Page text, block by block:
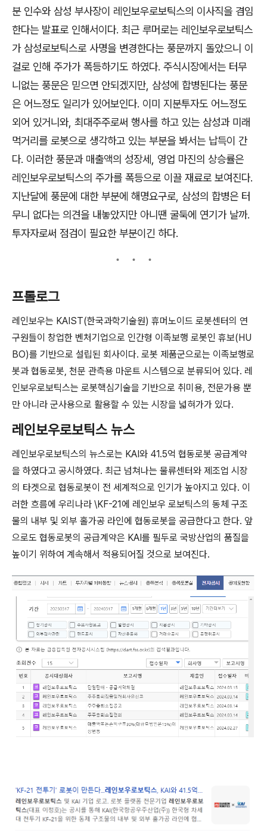
분 인수와 삼성 부사장이 레인보우로보틱스의 이사직을 겸임
한다는 발표로 인해서이다. 최근 루머로는 레인보우로보틱스
가 삼성로보틱스로 사명을 변경한다는 풍문까지 돌았으니 이
걸로 인해 주가가 폭등하기도 하였다. 주식시장에서는 터무
니없는 풍문은 믿으면 안되겠지만, 삼성에 합병된다는 풍문
은 어느정도 일리가 있어보인다. 이미 지분투자도 어느정도
외어 있거니와, 최대주주로써 행사를 하고 있는 삼성과 미래
먹거리를 로봇으로 생각하고 있는 부분을 봐서는 납득이 간
다. 이러한 풍문과 매출액의 성장세, 영업 마진의 상승률은
레인보우로보틱스의 주가를 폭등으로 이끌 재료로 보여진다.
지난달에 풍문에 대한 부분에 해명요구로, 삼성의 합병은 터
무니 없다는 의견을 내놓았지만 아니땐 굴둑에 연기가 날까.
투자자로써 점검이 필요한 부분이긴 하다.
프롤로그
레인보우는 KAIST(한국과학기술원) 휴머노이드 로봇센터의 연
구원들이 창업한 벤처기업으로 인간형 이족보행 로봇인 휴보(HU
BO)를 기반으로 설립된 회사이다. 로봇 제품군으로는 이족보행로
봇과 협동로봇, 천문 관측용 마운트 시스템으로 분류되어 있다. 레
인보우로보틱스는 로봇핵심기술을 기반으로 취미용, 전문가용 뿐
만 아니라 군사용으로 활용할 수 있는 시장을 넓혀가가 있다.
레인보우로보틱스 뉴스
레인보우로보틱스의 뉴스로는 KAI와 41.5억 협동로봇 공급계약
을 하였다고 공시하였다. 최근 넘쳐나는 물류센터와 제조업 시장
의 타겟으로 협동로봇이 전 세계적으로 인기가 높아지고 있다. 이
러한 흐름에 우리나라 \KF-21에 레인보우 로보틱스의 동체 구조
물의 내부 및 외부 홀가공 라인에 협동로봇을 공급한다고 한다. 앞
으로도 협동로봇의 공급계약은 KAI를 필두로 국방산업의 품질을
높이기 위하여 계속해서 적용되어질 것으로 보여진다.